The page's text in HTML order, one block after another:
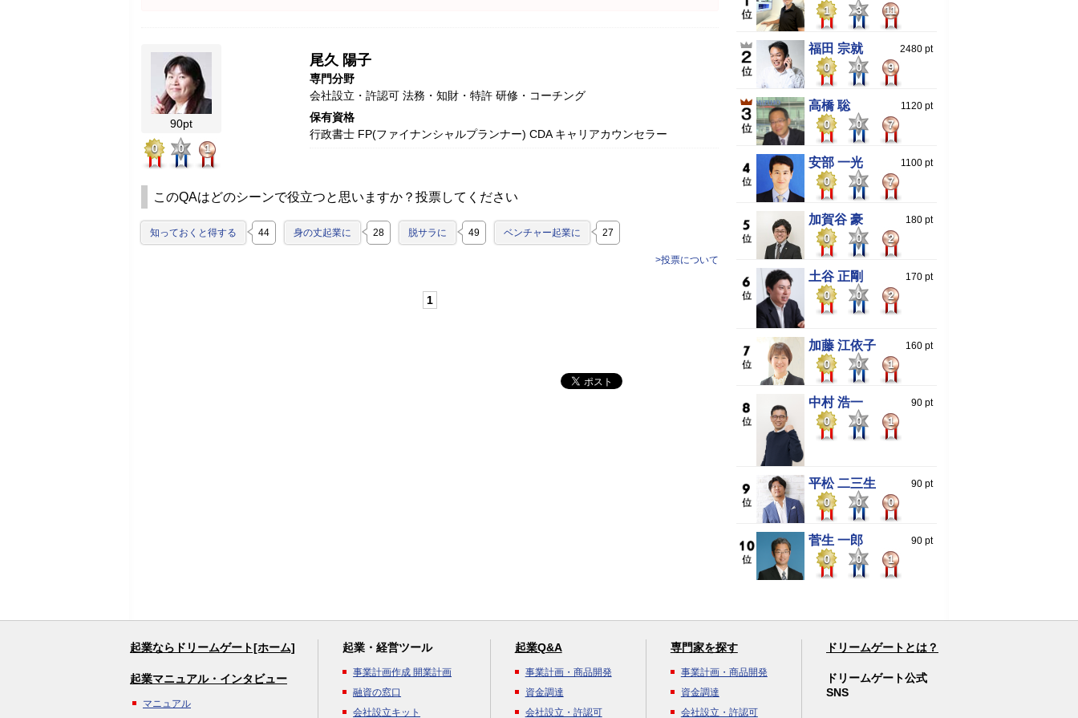
90pt
0
0 1
尾久 陽子
専門分野
会社設立・許認可 法務・知財・特許 研修・コーチング
保有資格
行政書士 FP(ファイナンシャルプランナー) CDA キャリアカウンセラー
このQAはどのシーンで役立つと思いますか？投票してください
知っておくと得する 44 身の丈起業に 28 脱サラに 49 ベンチャー起業に 27
>投票について
1
1 3 11
福田 宗就 2480 pt
0 0 9
高橋 聡 1120 pt
0 0 7
安部 一光 1100 pt
0 0 7
加賀谷 豪 180 pt
0 0 2
土谷 正剛 170 pt
0 0 2
加藤 江依子 160 pt
0 0 1
中村 浩一 90 pt
0 0 1
平松 二三生 90 pt
0 0 0
菅生 一郎 90 pt
0 0 1
起業ならドリームゲート[ホーム]
起業マニュアル・インタビュー
マニュアル
起業・経営ツール
事業計画作成 開業計画
融資の窓口
会社設立キット
起業Q&A
事業計画・商品開発
資金調達
会社設立・許認可
専門家を探す
事業計画・商品開発
資金調達
会社設立・許認可
ドリームゲートとは？
ドリームゲート公式
SNS